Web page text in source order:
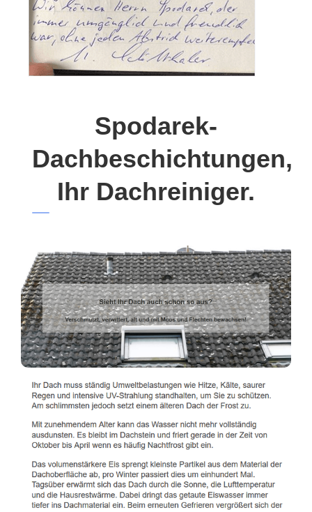
Spodarek-
Dachbeschichtungen,
Ihr Dachreiniger.